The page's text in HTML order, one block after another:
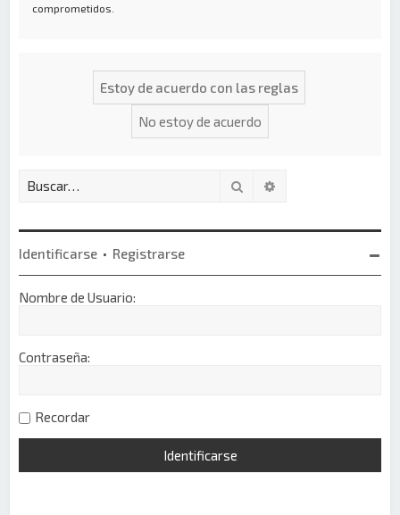
comprometidos.
Buscar
Identificarse • Registrarse
Nombre de Usuario:
Contraseña:
Recordar